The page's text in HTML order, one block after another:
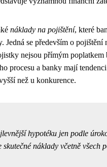
náklady na pojištění, které
se především o pojištění
nejsou přímým poplatkem
procesu a banky mají
než u konkurence.
hypotéku jen podle
náklady včetně všech